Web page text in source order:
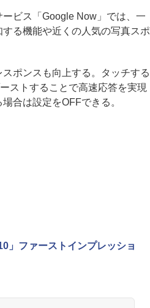
ビス「Google Now」では、一
る機能や近くの人気の写真スポ
ポンスも向上する。タッチする
ストすることで高速応答を実現
合は設定をOFFできる。
」ファーストインプレッショ